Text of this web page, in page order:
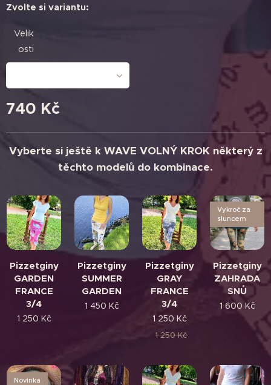
Zvolte si variantu:
Velik
osti
740 Kč
Vyberte si ještě k WAVE VOLNÝ KROK některý z
těchto modelů do kombinace.
Pizzetginy
GARDEN
FRANCE
3/4
1 250 Kč
Pizzetginy
SUMMER
GARDEN
1 450 Kč
Pizzetginy
GRAY
FRANCE
3/4
1 250 Kč
1 250Kč
Pizzetginy
ZAHRADA
SNŮ
Vykroč za
sluncem
1 600 Kč
Novinka